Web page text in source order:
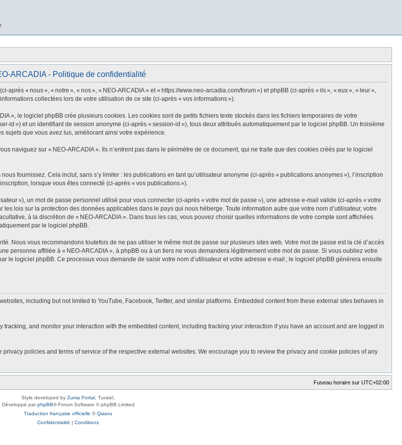
ARCADIA - Politique de confidentialité
« nous », « notre », « nos », « NEO-ARCADIA » et « https://www.neo-arcadia.com/forum ») et phpBB (ci-après « ils », « eux », « leur »,
collectées lors de votre utilisation de ce site (ci-après « vos informations »).
», le logiciel phpBB crée plusieurs cookies. Les cookies sont de petits fichiers texte stockés dans les fichiers temporaires de votre
id ») et un identifiant de session anonyme (ci-après « session-id »), tous deux attribués automatiquement par le logiciel phpBB. Un troisième
sujets que vous avez lus, améliorant ainsi votre expérience.
naviguez sur « NEO-ARCADIA ». Ils n’entrent pas dans le périmètre de ce document, qui ne traite que des cookies créés par le logiciel
fournissez. Cela inclut, sans s’y limiter : les publications en tant qu’utilisateur anonyme (ci-après « publications anonymes »), l’inscription
lorsque vous êtes connecté (ci-après « vos publications »).
»), un mot de passe personnel utilisé pour vous connecter (ci-après « votre mot de passe »), une adresse e-mail valide (ci-après « votre
lois sur la protection des données applicables dans le pays qui nous héberge. Toute information autre que votre nom d’utilisateur, votre
à la discrétion de « NEO-ARCADIA ». Dans tous les cas, vous pouvez choisir quelles informations de votre compte sont affichées
par le logiciel phpBB.
Nous vous recommandons toutefois de ne pas utiliser le même mot de passe sur plusieurs sites web. Votre mot de passe est la clé d’accès
personne affiliée à « NEO-ARCADIA », à phpBB ou à un tiers ne vous demandera légitimement votre mot de passe. Si vous oubliez votre
le logiciel phpBB. Ce processus vous demande de saisir votre nom d’utilisateur et votre adresse e-mail ; le logiciel phpBB générera ensuite
including but not limited to YouTube, Facebook, Twitter, and similar platforms. Embedded content from these external sites behaves in
and monitor your interaction with the embedded content, including tracking your interaction if you have an account and are logged in
policies and terms of service of the respective external websites. We encourage you to review the privacy and cookie policies of any
Fuseau horaire sur UTC+02:00
Style developed by Zuma Portal , Turaiel,
Développé parphpBB® Forum Software © phpBB Limited
Traduction française officielle ©Qiaeru
Confidentialité | Conditions